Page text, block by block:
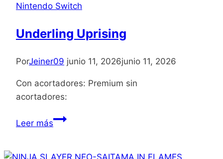
Lotus
Nintendo Switch
Underling Uprising
PorJeiner09 junio 11, 2026junio 11, 2026
Con acortadores: Premium sin
acortadores:
Leer másUnderling